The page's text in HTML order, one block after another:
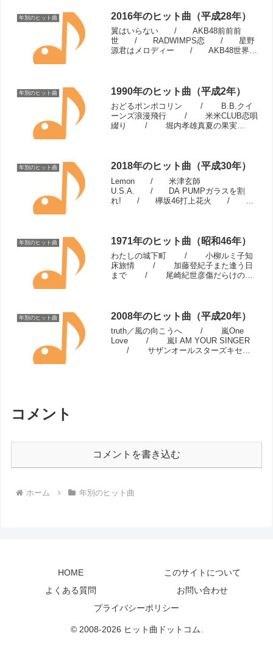
年別のヒット曲 2016年のヒット曲（平成28年）
翼はいらない / AKB48前前前
世 / RADWIMPS恋 / 星野
源君はメロディー / AKB48世界に
年別のヒット曲 1990年のヒット曲（平成2年）
おどるポンポコリン / B.B.クイ
ーンズ浪漫飛行 / 米米CLUB恋唄
綴り / 堀内孝雄真夏の果実
年別のヒット曲 2018年のヒット曲（平成30年）
Lemon / 米津玄師
U.S.A. / DA PUMPガラスを割
れ! / 欅坂46打上花火 /
46...
年別のヒット曲 1971年のヒット曲（昭和46年）
わたしの城下町 / 小柳ルミ子知
床旅情 / 加藤登紀子また逢う日
まで / 尾崎紀世彦傷だらけの人
/ ...
年別のヒット曲 2008年のヒット曲（平成20年）
truth／風の向こうへ / 嵐One
Love / 嵐I AM YOUR SINGER
/ サザンオールスターズキセキ
コメント
コメントを書き込む
ホーム 年別のヒット曲
HOME
このサイトについて
よくある質問
お問い合わせ
プライバシーポリシー
© 2008-2026 ヒット曲ドットコム.